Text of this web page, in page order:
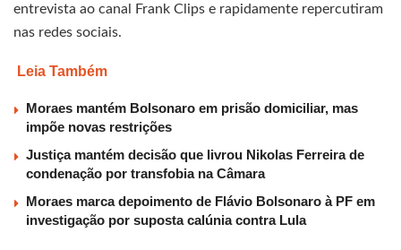
entrevista ao canal Frank Clips e rapidamente repercutiram
nas redes sociais.
Leia Também
Moraes mantém Bolsonaro em prisão domiciliar, mas
impõe novas restrições
Justiça mantém decisão que livrou Nikolas Ferreira de
condenação por transfobia na Câmara
Moraes marca depoimento de Flávio Bolsonaro à PF em
investigação por suposta calúnia contra Lula